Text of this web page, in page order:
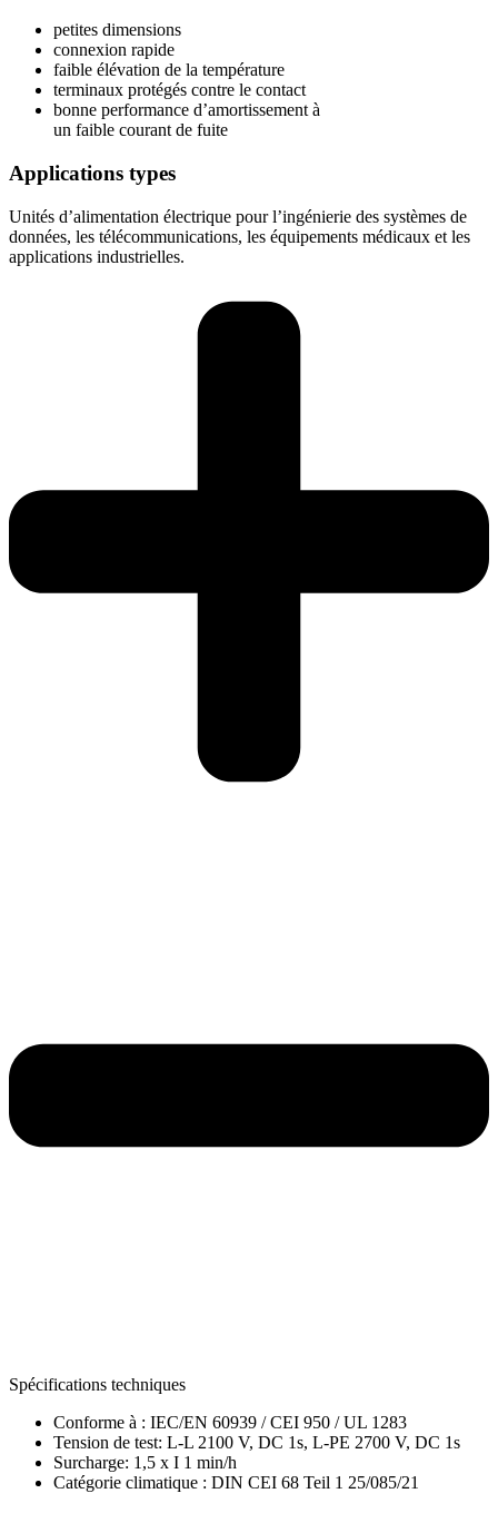
petites dimensions
connexion rapide
faible élévation de la température
terminaux protégés contre le contact
bonne performance d’amortissement à
un faible courant de fuite
Applications types
Unités d’alimentation électrique pour l’ingénierie des systèmes de
données, les télécommunications, les équipements médicaux et les
applications industrielles.
Spécifications techniques
Conforme à : IEC/EN 60939 / CEI 950 / UL 1283
Tension de test: L-L 2100 V, DC 1s, L-PE 2700 V, DC 1s
Surcharge: 1,5 x I 1 min/h
Catégorie climatique : DIN CEI 68 Teil 1 25/085/21